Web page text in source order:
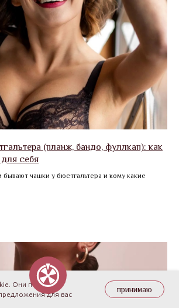
Они помогают
для вас
принимаю
(планж, бандо, фуллкап): как
себя
бывают чашки у бюстгальтера и кому какие